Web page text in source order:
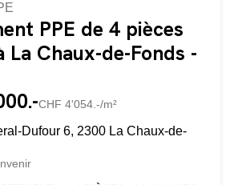
PPE de 4 pièces
La Chaux-de-Fonds -
CHF 4'054.-/m²
Dufour 6, 2300 La Chaux-de-